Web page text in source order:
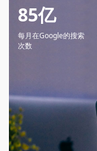
85亿
每月在Google的搜索
次数